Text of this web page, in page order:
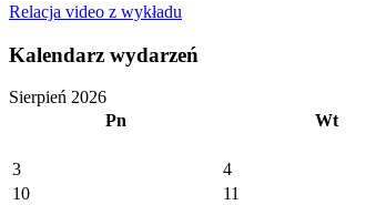
Relacja video z wykładu
Kalendarz wydarzeń
Sierpień 2026
Pn
Wt
3
4
10
11